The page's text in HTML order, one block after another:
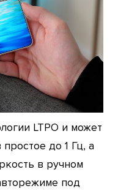
LTPO и может
до 1 Гц, а
в ручном
под